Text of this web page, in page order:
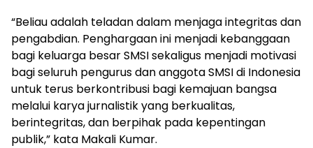
“Beliau adalah teladan dalam menjaga integritas dan
pengabdian. Penghargaan ini menjadi kebanggaan
bagi keluarga besar SMSI sekaligus menjadi motivasi
bagi seluruh pengurus dan anggota SMSI di Indonesia
untuk terus berkontribusi bagi kemajuan bangsa
melalui karya jurnalistik yang berkualitas,
berintegritas, dan berpihak pada kepentingan
publik,” kata Makali Kumar.